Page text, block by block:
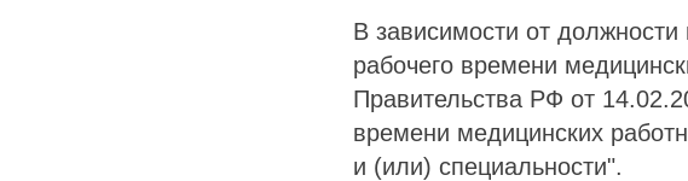
В зависимости от
рабочего времени
Правительства РФ от
времени медицинских
и (или) специальности".